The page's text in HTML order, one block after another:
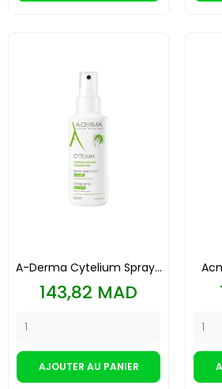
A-Derma Cytelium Spray...
Prix
143,82 MAD
AJOUTER AU PANIER